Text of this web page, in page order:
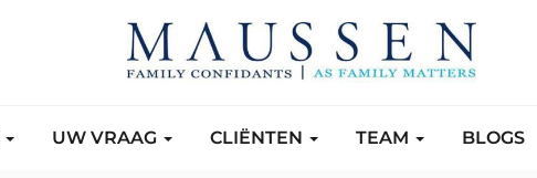
UW VRAAG CLIËNTEN TEAM BLOGS